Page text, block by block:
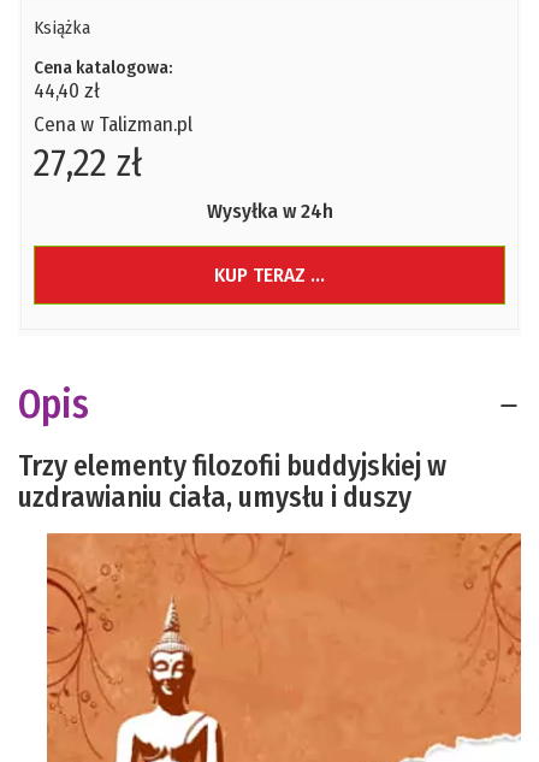
Książka
Cena katalogowa:
44,40 zł
Cena w Talizman.pl
27,22 zł
Wysyłka w 24h
KUP TERAZ ...
Opis
Trzy elementy filozofii buddyjskiej w
uzdrawianiu ciała, umysłu i duszy